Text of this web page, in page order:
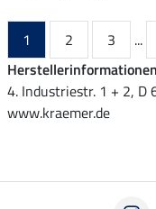
1 2 3 ...
4. Industriestr. 1 + 2, D
www.kraemer.de